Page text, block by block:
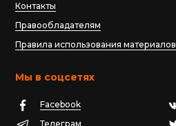
Контакты
Правообладателям
Правила использования материалов
Мы в соцсетях
Facebook
Телеграм